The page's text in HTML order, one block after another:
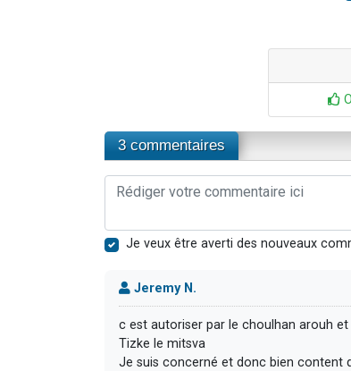
3 commentaires
Je veux être averti des nouveaux
Jeremy N.
c est autoriser par le choulhan arouh
Tizke le mitsva
Je suis concerné et donc bien content